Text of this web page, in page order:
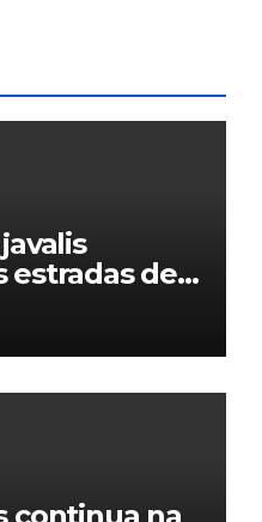
estradas de